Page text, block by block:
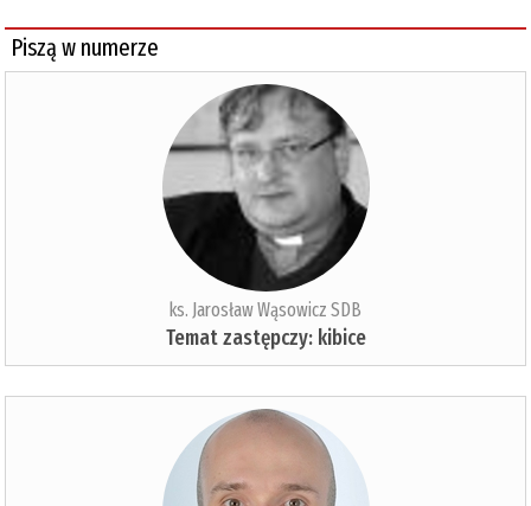
Piszą w numerze
ks. Jarosław Wąsowicz SDB
Temat zastępczy: kibice